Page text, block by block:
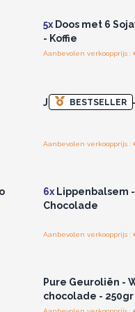
5xDoos met 6
- Koffie
Aanbevolen verkoopprijs :
BESTSELLER
Jacquard Rugzak
Aanbevolen verkoopprijs :
6xLippenbalsem
Chocolade
Aanbevolen verkoopprijs :
Pure Geuroliën -
chocolade - 250gr